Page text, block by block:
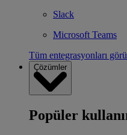
Slack
Microsoft Teams
Tüm entegrasyonları
Çözümler
Popüler